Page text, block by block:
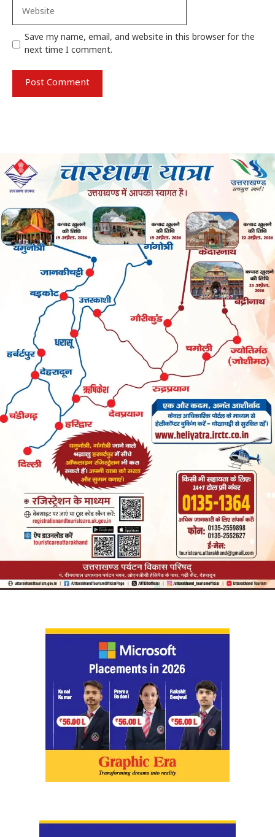
Website
Save my name, email, and website in this browser for the
next time I comment.